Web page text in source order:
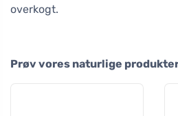
overkogt.
Prøv vores naturlige